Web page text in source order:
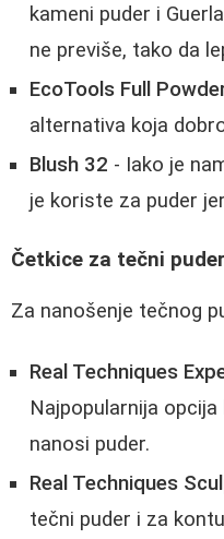
kameni puder i
ne previše, tako da
EcoTools Full
alternativa koja
Blush 32 - Iako je
je koriste za puder
Četkice za tečni puder
Za nanošenje tečnog
Real Techniques
Najpopularnija
nanosi puder.
Real Techniques
tečni puder i za